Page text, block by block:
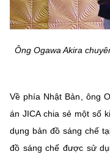
Ông Ogawa Akira
Về phía Nhật Bản, ông
án JICA chia sẻ một số
dụng bản đồ sáng chế
đồ sáng chế được sử